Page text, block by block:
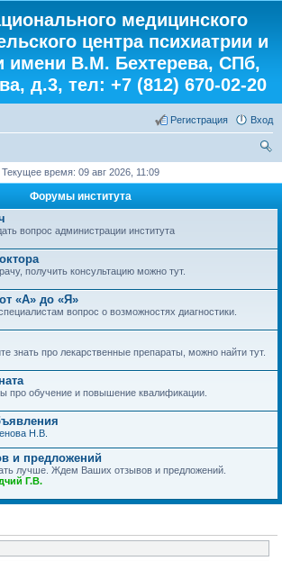
медицинского
центра психиатрии и
имени В.М. Бехтерева, СПб,
д.3, тел: +7 (812) 670-02-20
Вход
Регистрация
Текущее время: 09 авг 2026, 11:09
Форумы института
вопрос администрации института
получить консультацию можно тут.
«А» до «Я»
вопрос о возможностях диагностики.
знать про лекарственные препараты, можно найти тут.
про обучение и повышение квалификации.
Н.В.
и предложений
лучше. Ждем Ваших отзывов и предложений.
Г.В.